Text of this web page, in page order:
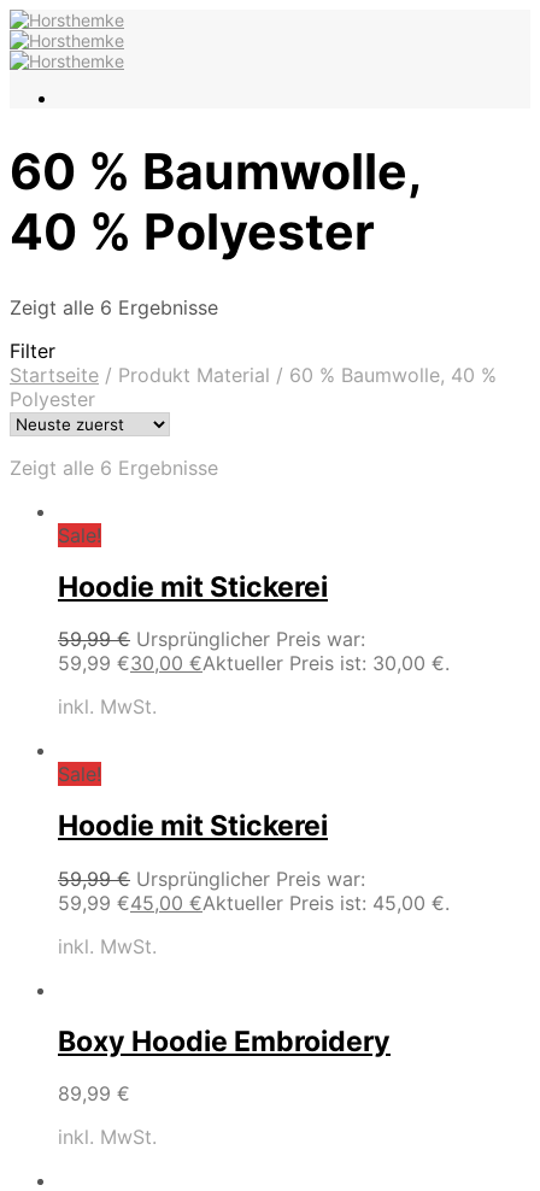
60 % Baumwolle,
40 % Polyester
Zeigt alle 6 Ergebnisse
Filter
Startseite / Produkt Material / 60 % Baumwolle, 40 %
Polyester
Zeigt alle 6 Ergebnisse
Sale!
Hoodie mit Stickerei
59,99€ Ursprünglicher Preis war:
59,99 €30,00 €Aktueller Preis ist: 30,00 €.
inkl. MwSt.
Sale!
Hoodie mit Stickerei
59,99€ Ursprünglicher Preis war:
59,99 €45,00 €Aktueller Preis ist: 45,00 €.
inkl. MwSt.
Boxy Hoodie Embroidery
89,99 €
inkl. MwSt.